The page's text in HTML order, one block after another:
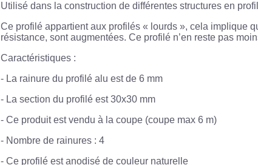
Utilisé dans la construction de différentes structures en
Ce profilé appartient aux profilés « lourds », cela implique
résistance, sont augmentées. Ce profilé n’en reste pas
Caractéristiques :
- La rainure du profilé alu est de 6 mm
- La section du profilé est 30x30 mm
- Ce produit est vendu à la coupe (coupe max 6 m)
- Nombre de rainures : 4
- Ce profilé est anodisé de couleur naturelle